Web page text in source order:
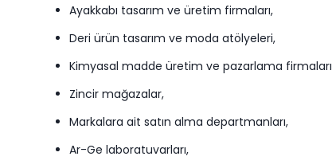
Ayakkabı tasarım ve üretim firmaları,
Deri ürün tasarım ve moda atölyeleri,
Kimyasal madde üretim ve pazarlama
Zincir mağazalar,
Markalara ait satın alma departmanları,
Ar-Ge laboratuvarları,